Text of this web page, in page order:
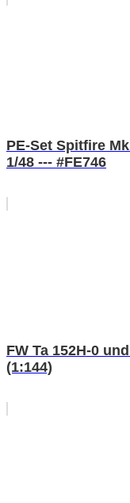
PE-Set Spitfire
1/48 --- #FE746
FW Ta 152H-0
(1:144)